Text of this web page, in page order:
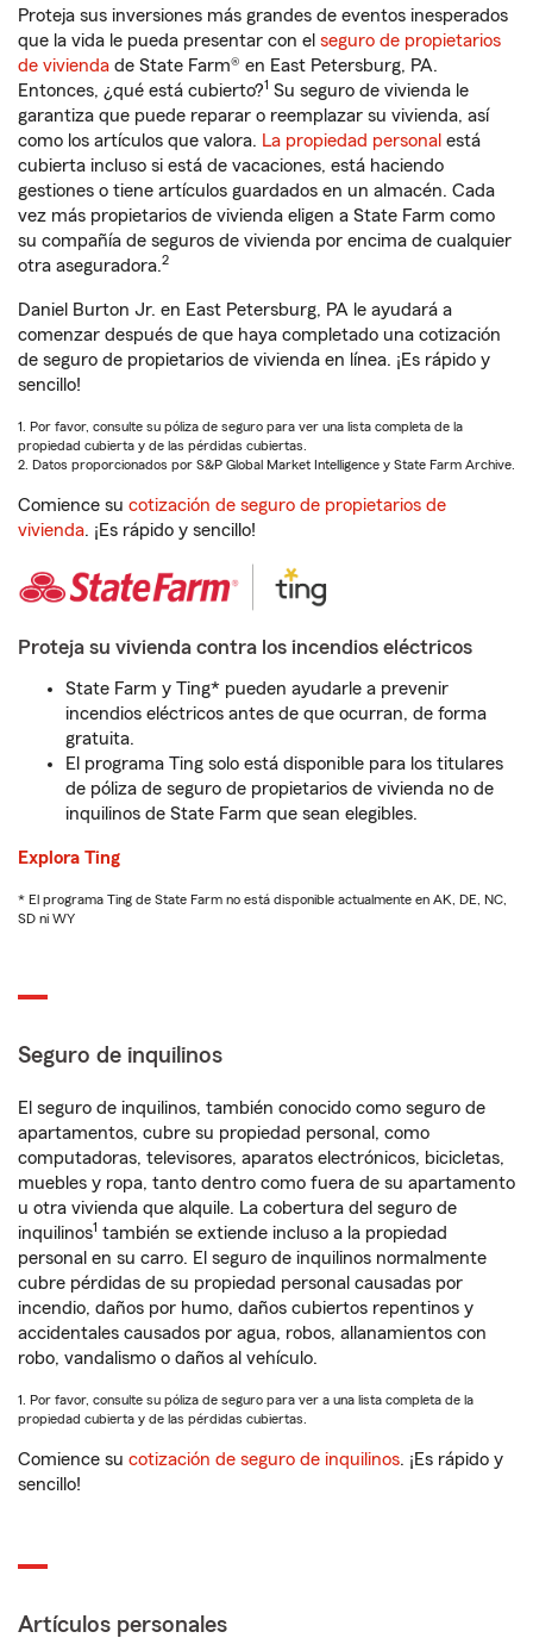
Proteja sus inversiones más grandes de eventos inesperados
que la vida le pueda presentar con el seguro de propietarios
de vivienda de State Farm® en East Petersburg, PA.
Entonces, ¿qué está cubierto?1 Su seguro de vivienda le
garantiza que puede reparar o reemplazar su vivienda, así
como los artículos que valora. La propiedad personal está
cubierta incluso si está de vacaciones, está haciendo
gestiones o tiene artículos guardados en un almacén. Cada
vez más propietarios de vivienda eligen a State Farm como
su compañía de seguros de vivienda por encima de cualquier
otra aseguradora.2
Daniel Burton Jr. en East Petersburg, PA le ayudará a
comenzar después de que haya completado una cotización
de seguro de propietarios de vivienda en línea. ¡Es rápido y
sencillo!
1. Por favor, consulte su póliza de seguro para ver una lista completa de la
propiedad cubierta y de las pérdidas cubiertas.
2. Datos proporcionados por S&P Global Market Intelligence y State Farm Archive.
Comience su cotización de seguro de propietarios de
vivienda. ¡Es rápido y sencillo!
Proteja su vivienda contra los incendios eléctricos
State Farm y Ting* pueden ayudarle a prevenir
incendios eléctricos antes de que ocurran, de forma
gratuita.
El programa Ting solo está disponible para los titulares
de póliza de seguro de propietarios de vivienda no de
inquilinos de State Farm que sean elegibles.
Explora Ting
* El programa Ting de State Farm no está disponible actualmente en AK, DE, NC,
SD ni WY
Seguro de inquilinos
El seguro de inquilinos, también conocido como seguro de
apartamentos, cubre su propiedad personal, como
computadoras, televisores, aparatos electrónicos, bicicletas,
muebles y ropa, tanto dentro como fuera de su apartamento
u otra vivienda que alquile. La cobertura del seguro de
inquilinos1 también se extiende incluso a la propiedad
personal en su carro. El seguro de inquilinos normalmente
cubre pérdidas de su propiedad personal causadas por
incendio, daños por humo, daños cubiertos repentinos y
accidentales causados por agua, robos, allanamientos con
robo, vandalismo o daños al vehículo.
1. Por favor, consulte su póliza de seguro para ver a una lista completa de la
propiedad cubierta y de las pérdidas cubiertas.
Comience su cotización de seguro de inquilinos. ¡Es rápido y
sencillo!
Artículos personales